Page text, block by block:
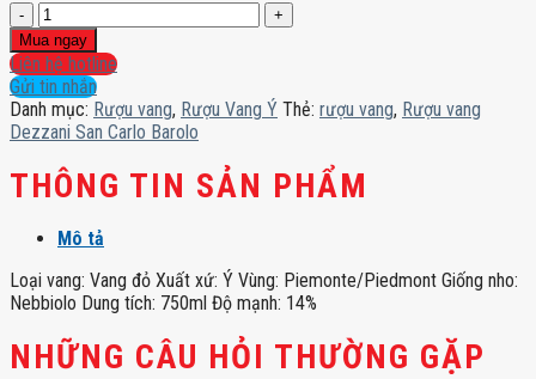
Rượu
vang
Dezzani
San
Carlo
Barolo
số
lượng
Mua ngay
Liên hệ hotline
Gửi tin nhắn
Danh mục: Rượu vang, Rượu Vang Ý Thẻ: rượu vang, Rượu vang
Dezzani San Carlo Barolo
THÔNG TIN SẢN PHẨM
Mô tả
Loại vang: Vang đỏ Xuất xứ: Ý Vùng: Piemonte/Piedmont Giống nho:
Nebbiolo Dung tích: 750ml Độ mạnh: 14%
NHỮNG CÂU HỎI THƯỜNG GẶP